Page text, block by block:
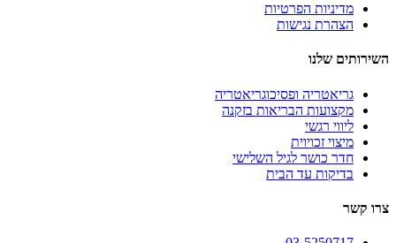
הפרטיות
נגישות
ופסיכוגריאטריה
הבריאות בזקנה
זכויוית
לגיל השלישי
עד הבית